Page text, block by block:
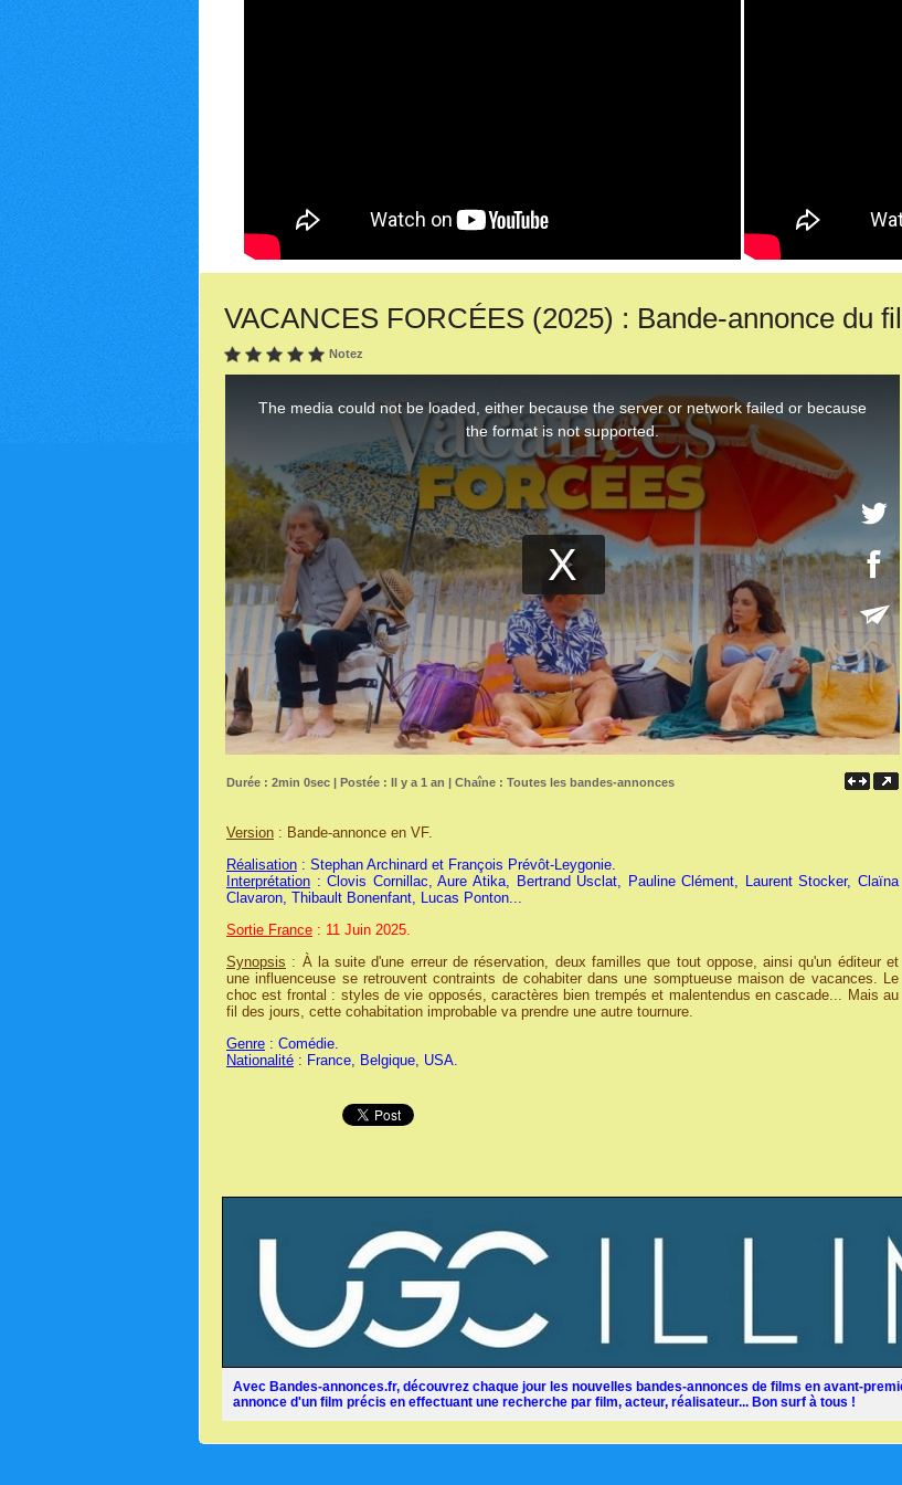
VACANCES FORCÉES (2025) : Bande-annonce du
Notez
Durée : 2min 0sec | Postée : Il y a 1 an | Chaîne : Toutes les bandes-annonces
Version : Bande-annonce en VF.
Réalisation : Stephan Archinard et François Prévôt-Leygonie.
Interprétation : Clovis Cornillac, Aure Atika, Bertrand Usclat, Pauline Clément, Laurent Stocker, Claïna
Clavaron, Thibault Bonenfant, Lucas Ponton...
Sortie France : 11 Juin 2025.
Synopsis : À la suite d'une erreur de réservation, deux familles que tout oppose, ainsi qu'un éditeur et
une influenceuse se retrouvent contraints de cohabiter dans une somptueuse maison de vacances. Le
choc est frontal : styles de vie opposés, caractères bien trempés et malentendus en cascade... Mais au
fil des jours, cette cohabitation improbable va prendre une autre tournure.
Genre : Comédie.
Nationalité : France, Belgique, USA.
Avec Bandes-annonces.fr, découvrez chaque jour les nouvelles bandes-annonces de films en avant-
annonce d'un film précis en effectuant une recherche par film, acteur, réalisateur... Bon surf à tous !